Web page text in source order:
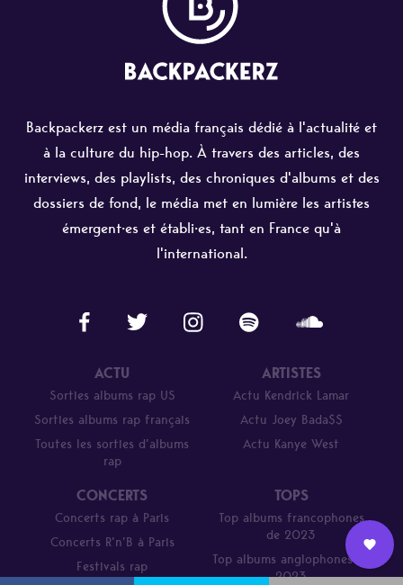
Nous
Backpackerz est un média français dédié à l'actualité et
à la culture du hip-hop. À travers des articles, des
interviews, des playlists, des chroniques d'albums et des
dossiers de fond, le média met en lumière les artistes
émergent·es et établi·es, tant en France qu'à
l'international.
ACTU
Sorties albums rap US
Sorties albums rap français
Toutes les sorties d’albums
rap
ARTISTES
Actu Kendrick Lamar
Actu Joey Bada$$
Actu Kanye West
CONCERTS
Concerts rap à Paris
Concerts R’n’B à Paris
Festivals rap
TOPS
Top albums francophones
de 2023
Top albums anglophones de
2023